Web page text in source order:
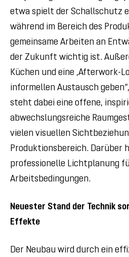
etwa spielt der Schallschutz
während im Bereich des
gemeinsame Arbeiten an
der Zukunft wichtig ist.
Küchen und eine ‚Afterwork-
informellen Austausch
steht dabei eine offene,
abwechslungsreiche
vielen visuellen
Produktionsbereich. Darüber
professionelle Lichtplanung
Arbeitsbedingungen.
Neuester Stand der Technik
Effekte
Der Neubau wird durch ein